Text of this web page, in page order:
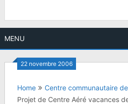
MENU
22 novembre 2006
Home
Centre communautaire
Projet de Centre Aéré vacances